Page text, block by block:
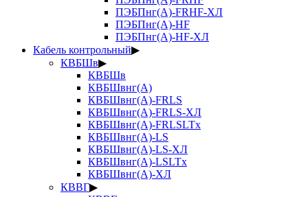
ПЭБПнг(А)-FRHF-ХЛ
ПЭБПнг(А)-HF
ПЭБПнг(А)-HF-ХЛ
Кабель контрольный▶
КВБШв▶
КВБШв
КВБШвнг(А)
КВБШвнг(А)-FRLS
КВБШвнг(А)-FRLS-ХЛ
КВБШвнг(А)-FRLSLTx
КВБШвнг(А)-LS
КВБШвнг(А)-LS-ХЛ
КВБШвнг(А)-LSLTx
КВБШвнг(А)-ХЛ
КВВГ▶